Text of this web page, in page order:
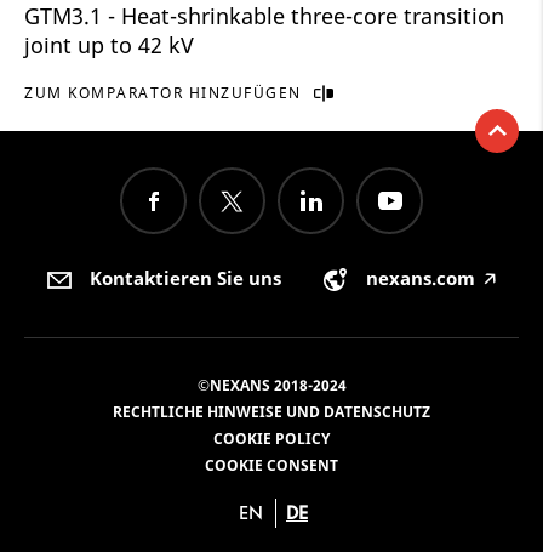
ZUM KOMPARATOR HINZUFÜGEN
GTM3.1 - Heat-shrinkable three-core transition
joint up to 42 kV
Kontaktieren Sie uns nexans.com 🡥
©NEXANS 2018-2024
RECHTLICHE HINWEISE UND DATENSCHUTZ
COOKIE POLICY
COOKIE CONSENT
EN DE